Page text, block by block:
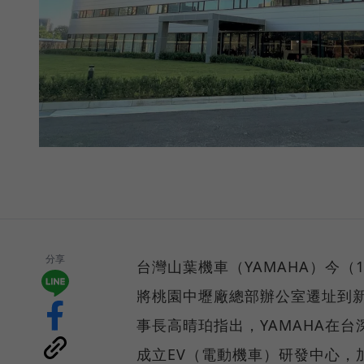
分享
台灣山葉機車（YAMAHA）今
將桃園中壢廠總部辦公室遷址到
事長高晴珀指出，YAMAHA在
成立EV（電動機車）研發中心，